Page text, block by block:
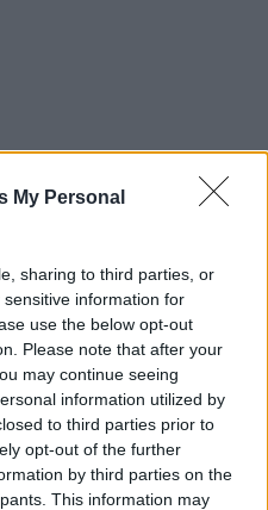
My Personal
sharing to third parties, or
information for
use the below opt-out
Please note that after your
may continue seeing
information utilized by
to third parties prior to
opt-out of the further
by third parties on the
This information may